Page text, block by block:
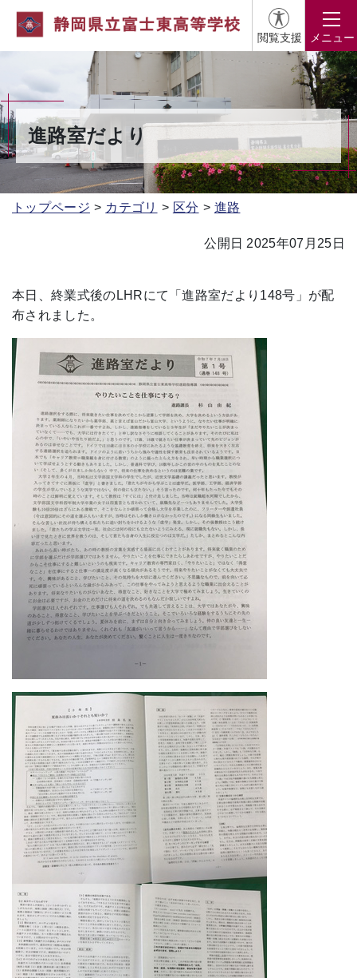
閲覧支援 メニュー
進路室だより
トップページ カテゴリ 区分 進路
公開日 2025年07月25日
本日、終業式後のLHRにて「進路室だより148号」が配
布されました。